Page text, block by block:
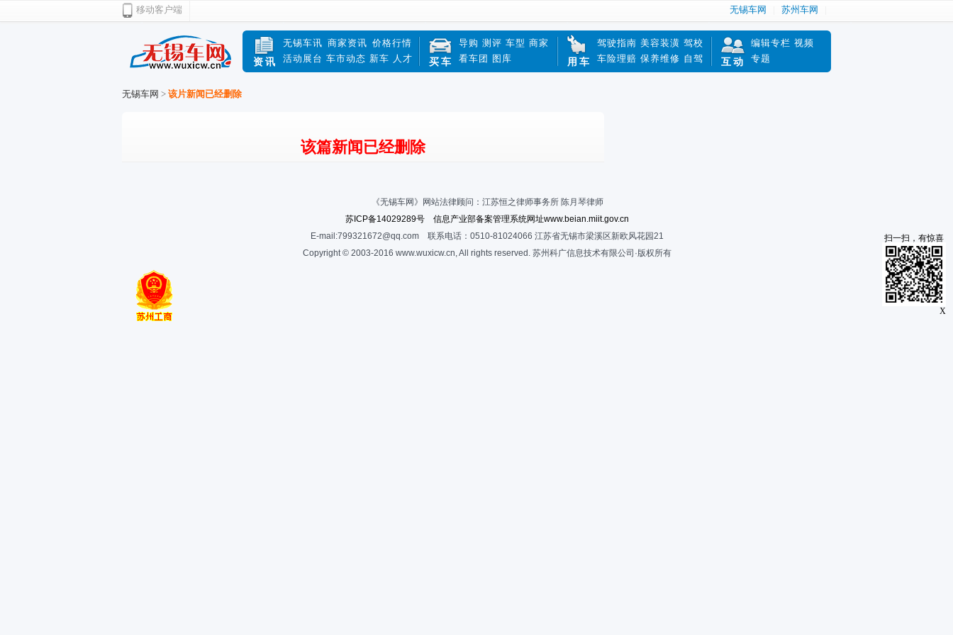
移动客户端 无锡车网 苏州车网
资讯
无锡车讯 商家资讯 价格行情
活动展台 车市动态 新车 人才 买车
导购 测评 车型 商家
看车团
图库 用车
驾驶指南 美容装潢 驾校
车险理赔 保养维修 自驾 互动
编辑专栏 视频
专题
无锡车网 > 该片新闻已经删除
该篇新闻已经删除
《无锡车网》网站法律顾问：江苏恒之律师事务所 陈月琴律师
苏ICP备14029289号 信息产业部备案管理系统网址www.beian.miit.gov.cn
E-mail:799321672@qq.com 联系电话：0510-81024066 江苏省无锡市梁溪区新欧风花园21
Copyright © 2003-2016 www.wuxicw.cn, All rights reserved. 苏州科广信息技术有限公司·版权所有
扫一扫，有惊喜
X